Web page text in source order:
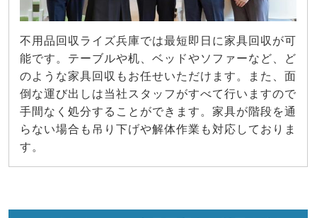
不用品回収ライズ兵庫では最短即日に家具回収が可
能です。テーブルや机、ベッドやソファーなど、ど
のような家具回収もお任せいただけます。また、面
倒な運び出しは当社スタッフがすべて行いますので
手間なく処分することができます。家具が階段を通
らない場合も吊り下げや解体作業も対応しておりま
す。